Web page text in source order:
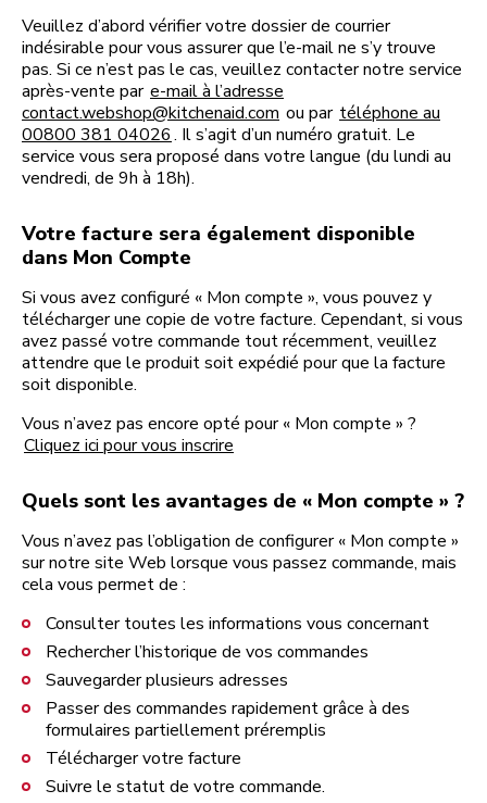
Veuillez d’abord vérifier votre dossier de courrier
indésirable pour vous assurer que l’e-mail ne s’y trouve
pas. Si ce n’est pas le cas, veuillez contacter notre service
après-vente par e-mail à l’adresse
contact.webshop@kitchenaid.com ou par téléphone au
00800 381 04026. Il s’agit d’un numéro gratuit. Le
service vous sera proposé dans votre langue (du lundi au
vendredi, de 9h à 18h).
Votre facture sera également disponible
dans Mon Compte
Si vous avez configuré « Mon compte », vous pouvez y
télécharger une copie de votre facture. Cependant, si vous
avez passé votre commande tout récemment, veuillez
attendre que le produit soit expédié pour que la facture
soit disponible.
Vous n’avez pas encore opté pour « Mon compte » ?
Cliquez ici pour vous inscrire
Quels sont les avantages de « Mon compte » ?
Vous n’avez pas l’obligation de configurer « Mon compte »
sur notre site Web lorsque vous passez commande, mais
cela vous permet de :
Consulter toutes les informations vous concernant
Rechercher l’historique de vos commandes
Sauvegarder plusieurs adresses
Passer des commandes rapidement grâce à des
formulaires partiellement préremplis
Télécharger votre facture
Suivre le statut de votre commande.